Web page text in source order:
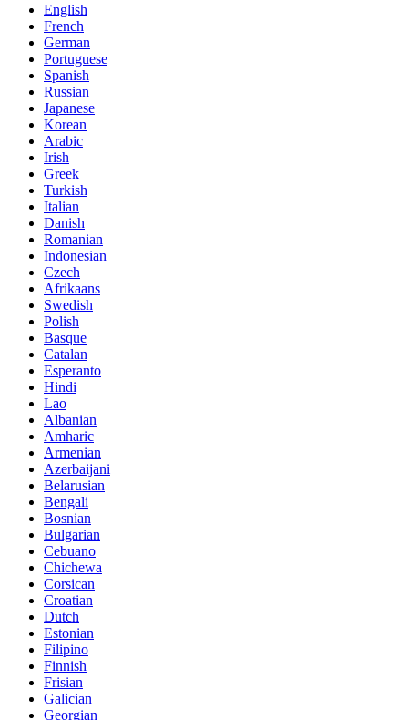
English
French
German
Portuguese
Spanish
Russian
Japanese
Korean
Arabic
Irish
Greek
Turkish
Italian
Danish
Romanian
Indonesian
Czech
Afrikaans
Swedish
Polish
Basque
Catalan
Esperanto
Hindi
Lao
Albanian
Amharic
Armenian
Azerbaijani
Belarusian
Bengali
Bosnian
Bulgarian
Cebuano
Chichewa
Corsican
Croatian
Dutch
Estonian
Filipino
Finnish
Frisian
Galician
Georgian